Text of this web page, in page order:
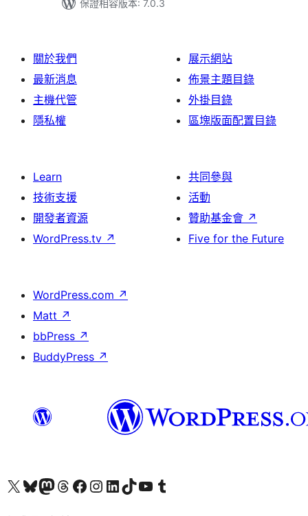
保證相容版本: 7.0.3
關於我們
最新消息
主機代管
隱私權
展示網站
佈景主題目錄
外掛目錄
區塊版面配置目錄
Learn
技術支援
開發者資源
WordPress.tv ↗
共同參與
活動
贊助基金會 ↗
Five for the Future
WordPress.com ↗
Matt ↗
bbPress ↗
BuddyPress ↗
查看我們的 X (之前的 Twitter) 帳號造訪我們的 Bluesky 帳號造訪我們的 Mastodon 帳號造訪我們的 Threads 帳號 造訪我們的 Facebook 粉絲專頁Visit our Instagram account
Visit our LinkedIn account
造訪我們的 TikTok 帳號Visit our YouTube channel
造訪我們的 Tumblr 帳號